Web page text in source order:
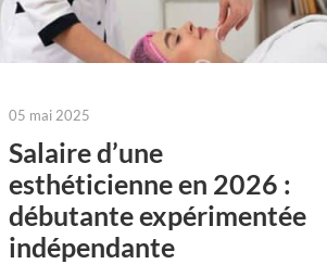
05 mai 2025
Salaire d’une
esthéticienne en 2026 :
débutante expérimentée
indépendante